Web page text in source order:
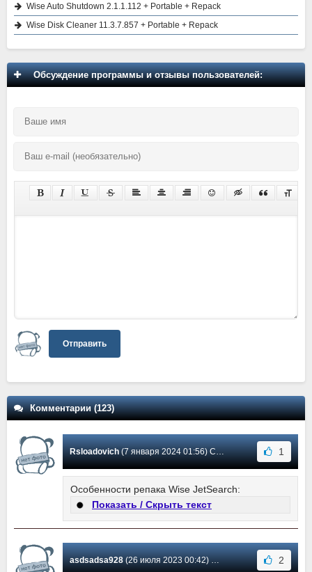
Wise Auto Shutdown 2.1.1.112 + Portable + Repack
Wise Disk Cleaner 11.3.7.857 + Portable + Repack
Обсуждение программы и отзывы пользователей:
Отправить
Комментарии (123)
Rsloadovich(7 января 2024 01:56) Сообщение #117 1
Особенности репака Wise JetSearch:
Показать / Скрыть текст
asdsadsa928(26 июля 2023 00:42) Сообщение #116 2